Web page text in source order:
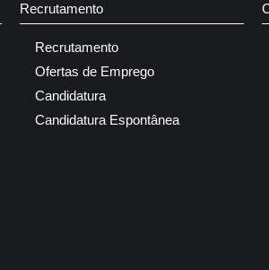
Recrutamento
Recrutamento
Ofertas de Emprego
Candidatura
Candidatura Espontânea